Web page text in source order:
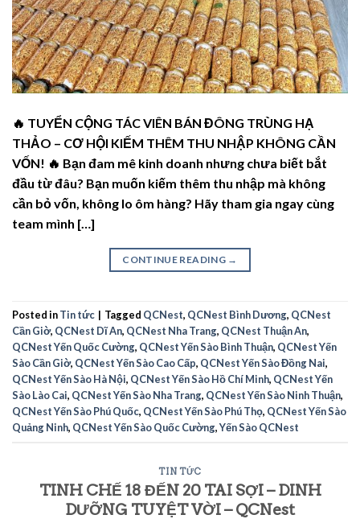
🔥 TUYỂN CỘNG TÁC VIÊN BÁN ĐÔNG TRÙNG HẠ
THẢO – CƠ HỘI KIẾM THÊM THU NHẬP KHÔNG CẦN
VỐN! 🔥 Bạn đam mê kinh doanh nhưng chưa biết bắt
đầu từ đâu? Bạn muốn kiếm thêm thu nhập mà không
cần bỏ vốn, không lo ôm hàng? Hãy tham gia ngay cùng
team mình […]
CONTINUE READING →
Posted inTin tức | Tagged QCNest, QCNest Bình Dương, QCNest
Cần Giờ, QCNest Dĩ An, QCNest Nha Trang, QCNest Thuận An,
QCNest Yến Quốc Cường, QCNest Yến Sào Bình Thuận, QCNest Yến
Sào Cần Giờ, QCNest Yến Sào Cao Cấp, QCNest Yến Sào Đồng Nai,
QCNest Yến Sào Hà Nội, QCNest Yến Sào Hồ Chí Minh, QCNest Yến
Sào Lào Cai, QCNest Yến Sào Nha Trang, QCNest Yến Sào Ninh Thuận,
QCNest Yến Sào Phú Quốc, QCNest Yến Sào Phú Thọ, QCNest Yến Sào
Quảng Ninh, QCNest Yến Sào Quốc Cường,Yến Sào QCNest
TIN TỨC
TINH CHẾ 18 ĐẾN 20 TAI SỢI – DINH
DƯỠNG TUYỆT VỜI – QCNest